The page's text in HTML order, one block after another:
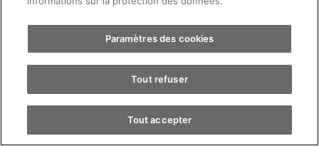
1/0Trouver une voiture
Paramètres des cookies
Tout refuser
Tout accepter